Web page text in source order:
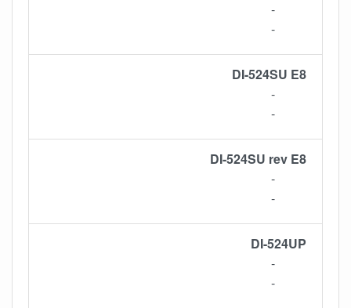
-
-
DI-524SU E8
-
-
DI-524SU rev E8
-
-
DI-524UP
-
-